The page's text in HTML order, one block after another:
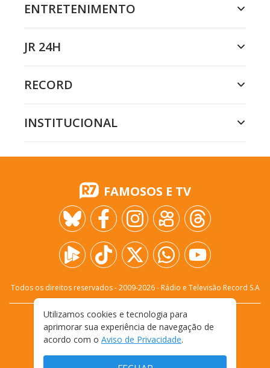
ENTRETENIMENTO
JR 24H
RECORD
INSTITUCIONAL
FAMOSOS E TV
Todos os direitos reservados - 2009-2026- Rádio e Televisão Record S.A
FALE CONOSCO
PRIVACIDADE
TERMOS E CONDIÇÕES DE USO
Utilizamos cookies e tecnologia para
aprimorar sua experiência de navegação de
acordo com o Aviso de Privacidade.